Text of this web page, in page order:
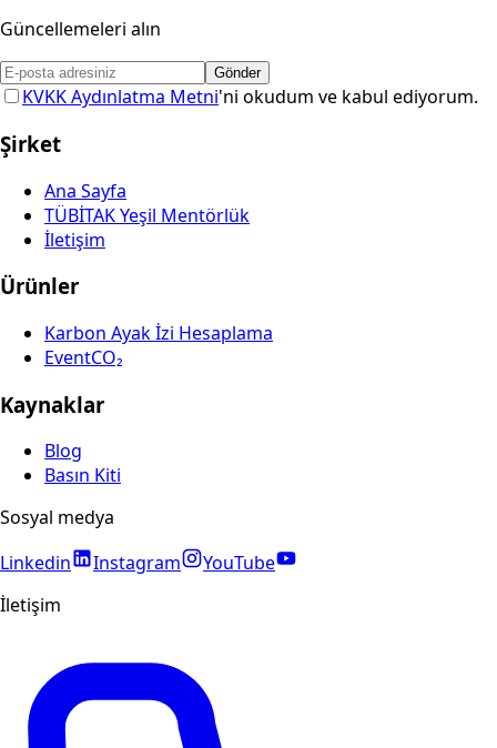
Güncellemeleri alın
Gönder
KVKK Aydınlatma Metni'ni okudum ve kabul ediyorum.
Şirket
Ana Sayfa
TÜBİTAK Yeşil Mentörlük
İletişim
Ürünler
Karbon Ayak İzi Hesaplama
EventCO₂
Kaynaklar
Blog
Basın Kiti
Sosyal medya
Linkedin
Instagram
YouTube
İletişim